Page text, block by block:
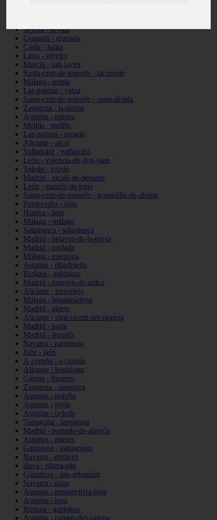
Sevilla - sevilla
Granada - granada
Cádiz - tarifa
Lugo - viveiro
Murcia - san-javier
Santa-cruz-de-tenerife - tacoronte
Málaga - ronda
Las-palmas - yaiza
Santa-cruz-de-tenerife - santa-úrsula
Zaragoza - la-muela
Asturias - mieres
Melilla - melilla
Las-palmas - mogán
Alicante - alcoi
Valladolid - valladolid
León - valencia-de-don-juan
Toledo - toledo
Madrid - alcalá-de-henares
León - garrafe-de-torío
Santa-cruz-de-tenerife - granadilla-de-abona
Pontevedra - vigo
Huelva - lepe
Málaga - málaga
Salamanca - salamanca
Madrid - pelayos-de-la-presa
Madrid - coslada
Málaga - estepona
Asturias - ribadesella
Bizkaia - galdakao
Madrid - torrejón-de-ardoz
Alicante - torrevieja
Málaga - benalmádena
Madrid - algete
Alicante - sant-vicent-del-raspeig
Madrid - parla
Madrid - leganés
Navarra - pamplona
Jaén - jaén
A-coruña - a-coruña
Alicante - benidorm
Girona - figueres
Zaragoza - zaragoza
Asturias - noreña
Asturias - gijón
Asturias - oviedo
Tarragona - tarragona
Madrid - pozuelo-de-alarcón
Asturias - mieres
Gipuzkoa - astigarraga
Navarra - erriberri
álava - ribera-alta
Gipuzkoa - san-sebastián
Navarra - galar
Asturias - peñamellera-baja
Asturias - lena
Bizkaia - galdakao
Asturias - cangas-del-narcea